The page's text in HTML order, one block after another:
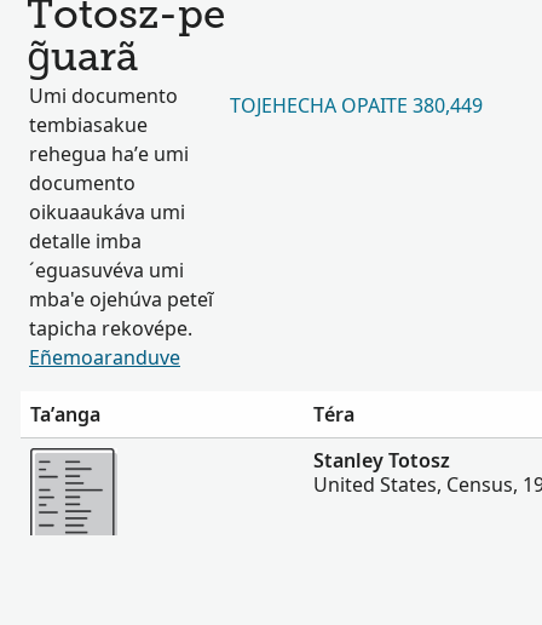
Totosz-pe
g̃uarã
Umi documento
tembiasakue
rehegua ha’e umi
documento
oikuaaukáva umi
detalle imba
´eguasuvéva umi
mba'e ojehúva peteĩ
tapicha rekovépe.
Eñemoaranduve
TOJEHECHA OPAITE 380,449
Ta’anga
Téra
Hetave
Stanley Totosz
United States, Census,